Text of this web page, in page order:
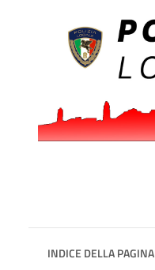
INDICE DELLA PAGINA